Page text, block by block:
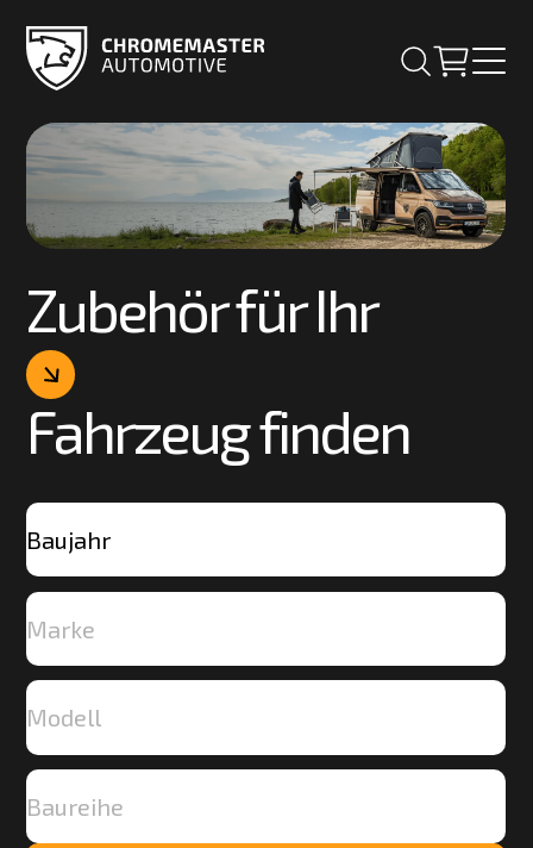
Zubehör für Ihr
Fahrzeug finden